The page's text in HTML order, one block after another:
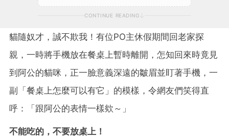
CONTINUE READING
貓隨奴才，誠不欺我！有位PO主休假期間回老家探
親，一時將手機放在餐桌上暫時離開，怎知回來時竟見
到阿公的貓咪，正一臉意義深遠的皺眉並盯著手機，一
副「餐桌上怎麼可以有它」的模樣，令網友們笑得直
呼：「跟阿公的表情一樣欸～」
不能吃的，不要放桌上！